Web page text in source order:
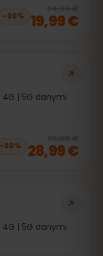
−20%
24,99 €
19,99 €
4G | 5G danymi
−20%
35,99 €
28,99 €
4G | 5G danymi